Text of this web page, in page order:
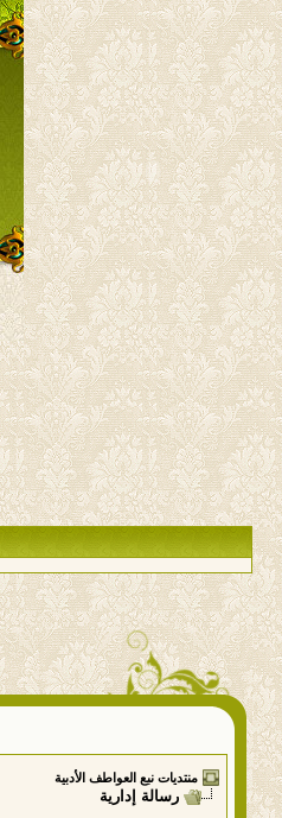
منتديات نبع العواطف الأدبية
رسالة إدارية